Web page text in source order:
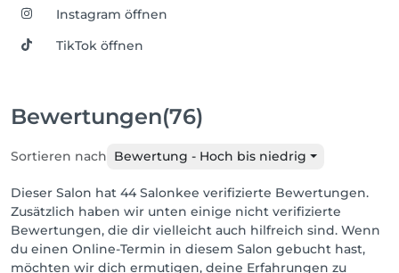
Instagram öffnen
TikTok öffnen
Bewertungen(76)
Sortieren nach Bewertung - Hoch bis niedrig
Dieser Salon hat 44 Salonkee verifizierte Bewertungen.
Zusätzlich haben wir unten einige nicht verifizierte
Bewertungen, die dir vielleicht auch hilfreich sind. Wenn
du einen Online-Termin in diesem Salon gebucht hast,
möchten wir dich ermutigen, deine Erfahrungen zu